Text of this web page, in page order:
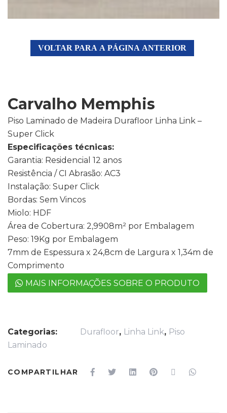
VOLTAR PARA A PÁGINA ANTERIOR
Carvalho Memphis
Piso Laminado de Madeira Durafloor Linha Link –
Super Click
Especificações técnicas:
Garantia: Residencial 12 anos
Resistência / CI Abrasão: AC3
Instalação: Super Click
Bordas: Sem Vincos
Miolo: HDF
Área de Cobertura: 2,9908m² por Embalagem
Peso: 19Kg por Embalagem
7mm de Espessura x 24,8cm de Largura x 1,34m de
Comprimento
MAIS INFORMAÇÕES SOBRE O PRODUTO
Categorias: Durafloor, Linha Link, Piso
Laminado
COMPARTILHAR